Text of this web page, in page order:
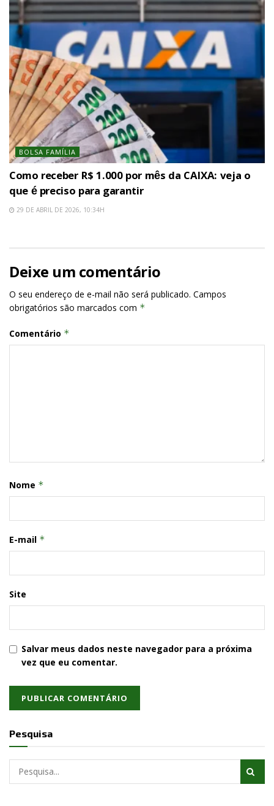
BOLSA FAMÍLIA
Como receber R$ 1.000 por mês da CAIXA: veja o
que é preciso para garantir
29 DE ABRIL DE 2026, 10:34H
Deixe um comentário
O seu endereço de e-mail não será publicado. Campos
obrigatórios são marcados com *
Comentário *
Nome *
E-mail *
Site
Salvar meus dados neste navegador para a próxima
vez que eu comentar.
Pesquisa